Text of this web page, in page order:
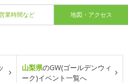
業時間など 地図・アクセス
山梨県のGW(ゴールデンウィ
ーク)イベント一覧へ